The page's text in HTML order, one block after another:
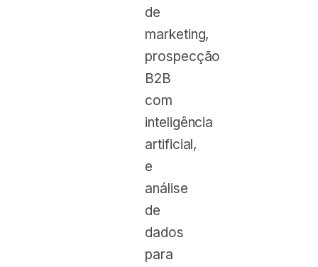
de
marketing,
prospecção
B2B
com
inteligência
artificial,
e
análise
de
dados
para